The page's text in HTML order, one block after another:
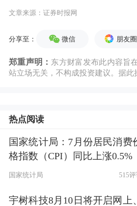
文章来源：证券时报网
分享至： 微信 朋友圈
郑重声明： 东方财富发布此内容旨
站立场无关，不构成投资建议。据此
热点阅读
国家统计局：7月份居民消费
格指数（CPI）同比上涨0.5%
国家统计局 515
宇树科技8月10日将开启网上、